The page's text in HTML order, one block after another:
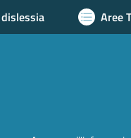
Aree